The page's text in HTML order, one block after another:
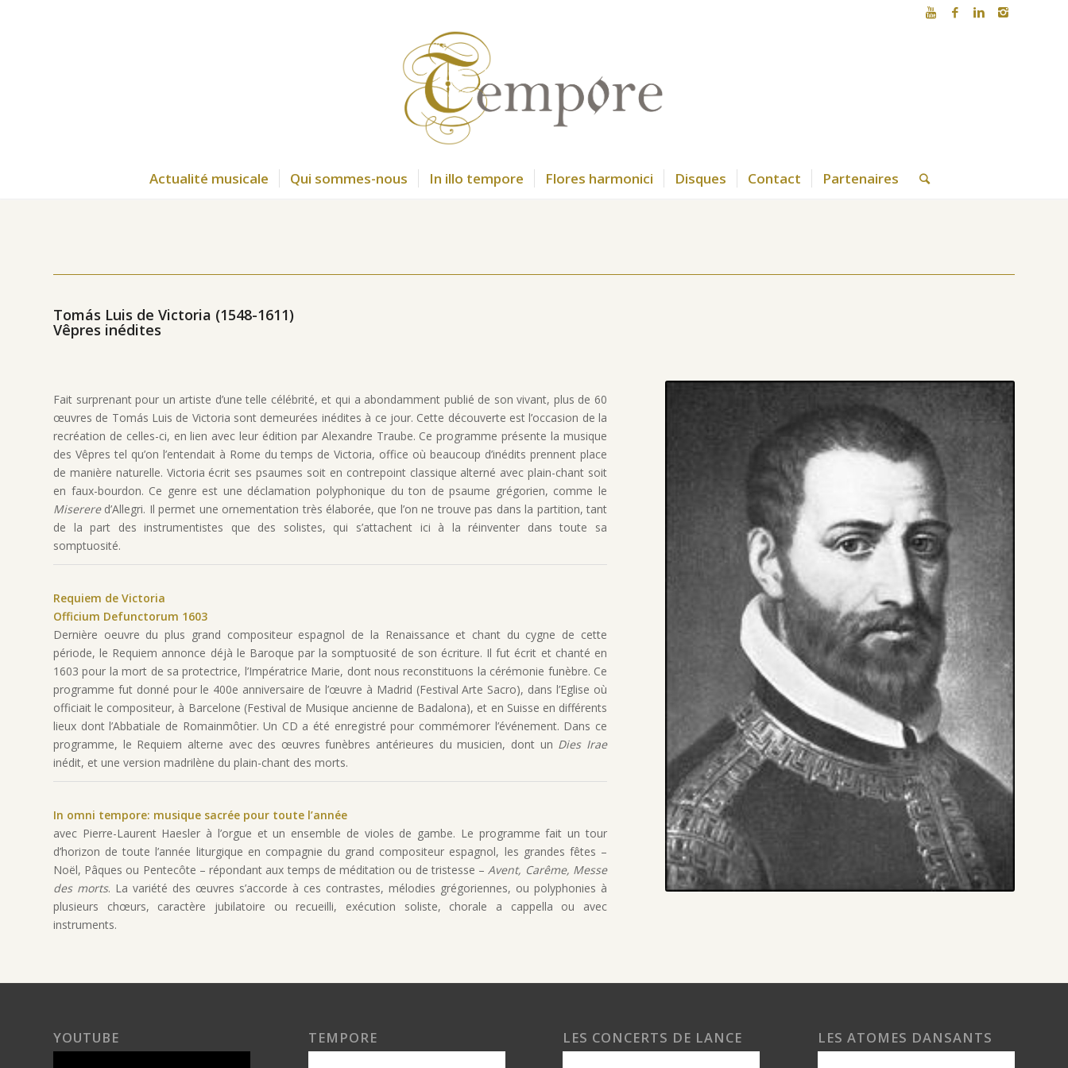
Actualité musicale Qui sommes-nous In illo tempore Flores harmonici Disques Contact Partenaires
Tomás Luis de Victoria (1548-1611)
Vêpres inédites
Fait surprenant pour un artiste d’une telle célébrité, et qui a abondamment publié de son vivant, plus de 60
œuvres de Tomás Luis de Victoria sont demeurées inédites à ce jour. Cette découverte est l’occasion de la
recréation de celles-ci, en lien avec leur édition par Alexandre Traube. Ce programme présente la musique
des Vêpres tel qu’on l’entendait à Rome du temps de Victoria, office où beaucoup d’inédits prennent place
de manière naturelle. Victoria écrit ses psaumes soit en contrepoint classique alterné avec plain-chant soit
en faux-bourdon. Ce genre est une déclamation polyphonique du ton de psaume grégorien, comme le
Miserered’Allegri. Il permet une ornementation très élaborée, que l’on ne trouve pas dans la partition, tant
de la part des instrumentistes que des solistes, qui s’attachent ici à la réinventer dans toute sa
somptuosité.
Requiem de Victoria
Officium Defunctorum 1603
Dernière oeuvre du plus grand compositeur espagnol de la Renaissance et chant du cygne de cette
période, le Requiem annonce déjà le Baroque par la somptuosité de son écriture. Il fut écrit et chanté en
1603 pour la mort de sa protectrice, l’Impératrice Marie, dont nous reconstituons la cérémonie funèbre. Ce
programme fut donné pour le 400e anniversaire de l’œuvre à Madrid (Festival Arte Sacro), dans l’Eglise où
officiait le compositeur, à Barcelone (Festival de Musique ancienne de Badalona), et en Suisse en différents
lieux dont l’Abbatiale de Romainmôtier. Un CD a été enregistré pour commémorer l’événement. Dans ce
programme, le Requiem alterne avec des œuvres funèbres antérieures du musicien, dont un Dies Irae
inédit, et une version madrilène du plain-chant des morts.
In omni tempore: musique sacrée pour toute l’année
avec Pierre-Laurent Haesler à l’orgue et un ensemble de violes de gambe. Le programme fait un tour
d’horizon de toute l’année liturgique en compagnie du grand compositeur espagnol, les grandes fêtes –
Noël, Pâques ou Pentecôte – répondant aux temps de méditation ou de tristesse – Avent, Carême, Messe
des morts. La variété des œuvres s’accorde à ces contrastes, mélodies grégoriennes, ou polyphonies à
plusieurs chœurs, caractère jubilatoire ou recueilli, exécution soliste, chorale a cappella ou avec
instruments.
YOUTUBE TEMPORE LES CONCERTS DE LANCE LES ATOMES DANSANTS